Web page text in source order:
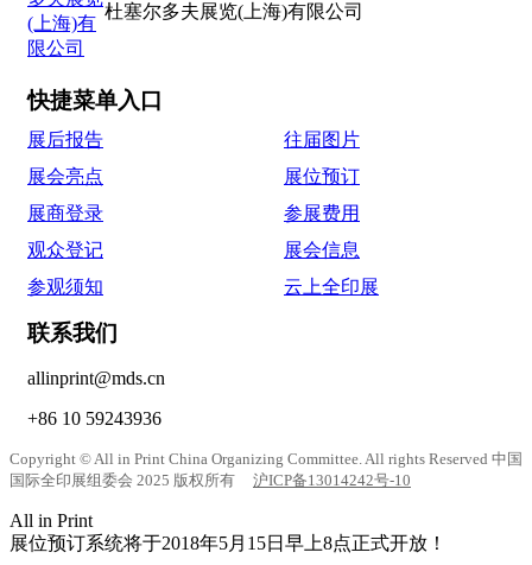
杜塞尔多夫展览(上海)有限公司
快捷菜单入口
展后报告
往届图片
展会亮点
展位预订
展商登录
参展费用
观众登记
展会信息
参观须知
云上全印展
联系我们
allinprint@mds.cn
+86 10 59243936
Copyright © All in Print China Organizing Committee. All rights Reserved 中国
国际全印展组委会 2025 版权所有 沪ICP备13014242号-10
All in Print
展位预订系统将于2018年5月15日早上8点正式开放！